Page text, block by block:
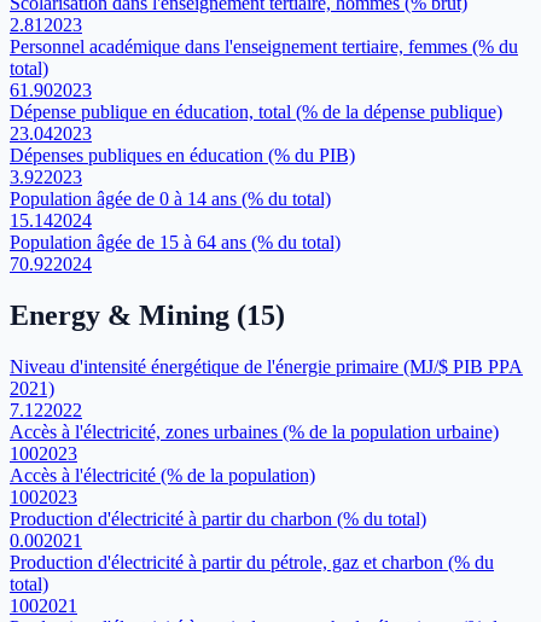
2.81 2023
Personnel académique dans l'enseignement tertiaire, femmes (% du
total)
61.902023
Dépense publique en éducation, total (% de la dépense publique)
23.042023
Dépenses publiques en éducation (% du PIB)
3.922023
Population âgée de 0 à 14 ans (% du total)
15.142024
Population âgée de 15 à 64 ans (% du total)
70.922024
Energy & Mining (15)
Niveau d'intensité énergétique de l'énergie primaire (MJ/$ PIB PPA
2021)
7.122022
Accès à l'électricité, zones urbaines (% de la population urbaine)
1002023
Accès à l'électricité (% de la population)
1002023
Production d'électricité à partir du charbon (% du total)
0.002021
Production d'électricité à partir du pétrole, gaz et charbon (% du
total)
1002021